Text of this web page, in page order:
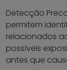
Detecção
permitem
relacionados
possíveis
antes que